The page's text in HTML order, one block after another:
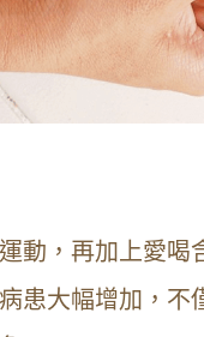
動，再加上愛喝
患大幅增加，